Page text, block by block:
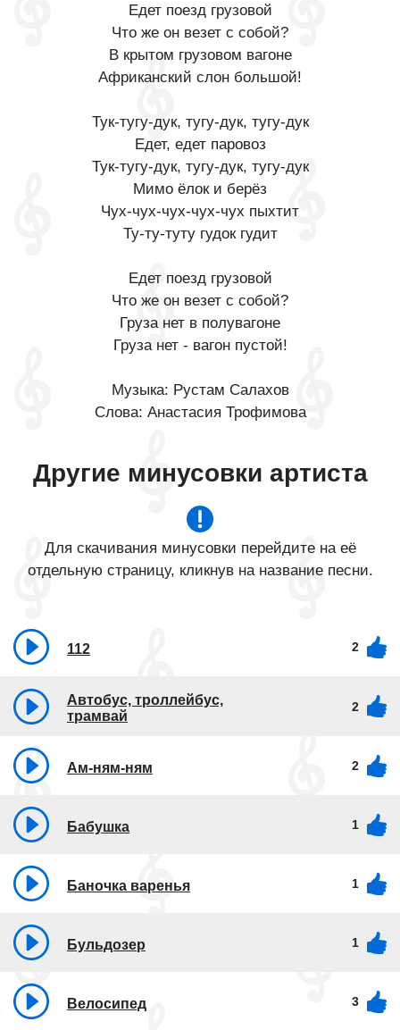
Едет поезд грузовой
Что же он везет с собой?
В крытом грузовом вагоне
Африканский слон большой!
Тук-тугу-дук, тугу-дук, тугу-дук
Едет, едет паровоз
Тук-тугу-дук, тугу-дук, тугу-дук
Мимо ёлок и берёз
Чух-чух-чух-чух-чух пыхтит
Ту-ту-туту гудок гудит
Едет поезд грузовой
Что же он везет с собой?
Груза нет в полувагоне
Груза нет - вагон пустой!
Музыка: Рустам Салахов
Слова: Анастасия Трофимова
Другие минусовки артиста
Для скачивания минусовки перейдите на её
отдельную страницу, кликнув на название песни.
112 2
Автобус, троллейбус,
трамвай
2
Ам-ням-ням 2
Бабушка 1
Баночка варенья 1
Бульдозер 1
Велосипед 3